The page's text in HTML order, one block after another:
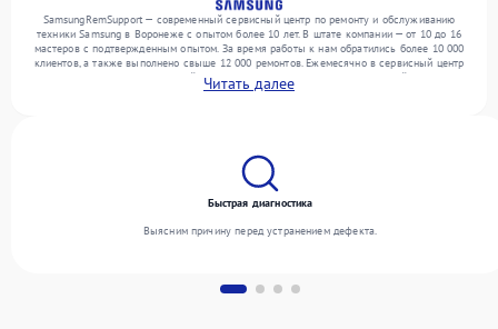
SamsungRemSupport — современный сервисный центр по ремонту и обслуживанию
техники Samsung в Воронеже с опытом более 10 лет. В штате компании — от 10 до 16
мастеров с подтвержденным опытом. За время работы к нам обратились более 10 000
клиентов, а также выполнено свыше 12 000 ремонтов. Ежемесячно в сервисный центр
поступает более 300 обращений, включая , , . Мы беремся за задачи любой сложности
и поддерживаем высокий стандарт качества благодаря опыту команды.
Читать далее
Быстрая диагностика
Выясним причину перед устранением дефекта.